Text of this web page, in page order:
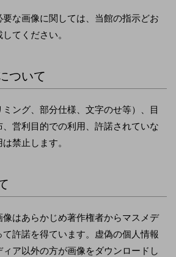
な画像に関しては、当館の指示どお
てください。
ついて
ング、部分仕様、文字のせ等）、目
営利目的での利用、許諾されていな
禁止します。
はあらかじめ著作権者からマスメデ
許諾を得ています。虚偽の個人情報
ア以外の方が画像をダウンロードし